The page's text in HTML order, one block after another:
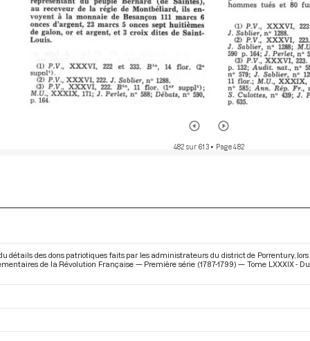
482 sur 613• Page 482
détails des dons patriotiques faits par les administrateurs du district de Porrentury,
de la Révolution Française — Première série (1787-1799) — Tome LXXXIX -